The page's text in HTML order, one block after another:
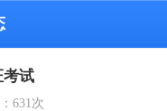
考试
631次